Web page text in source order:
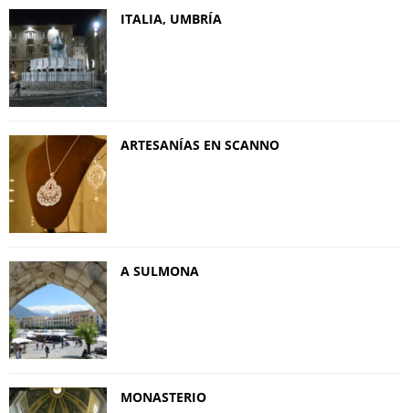
ITALIA, UMBRÍA
ARTESANÍAS EN SCANNO
A SULMONA
MONASTERIO